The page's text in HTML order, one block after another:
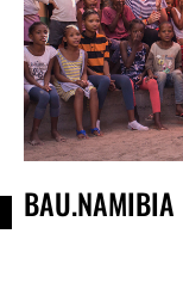
BAU.NAMIBIA